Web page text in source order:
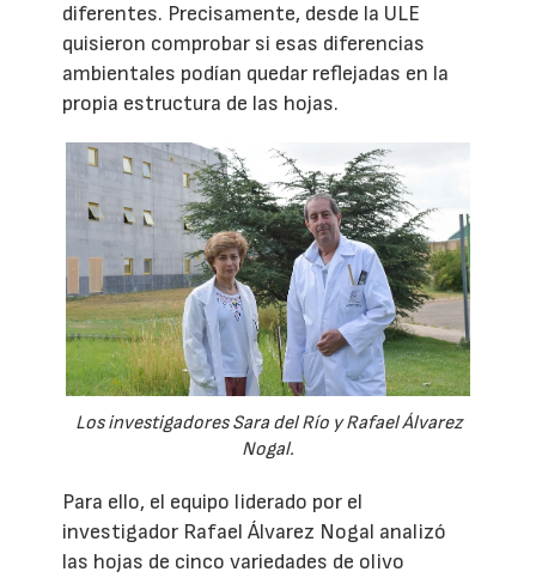
diferentes. Precisamente, desde la ULE
quisieron comprobar si esas diferencias
ambientales podían quedar reflejadas en la
propia estructura de las hojas.
Los investigadores Sara del Río y Rafael Álvarez
Nogal.
Para ello, el equipo liderado por el
investigador Rafael Álvarez Nogal analizó
las hojas de cinco variedades de olivo